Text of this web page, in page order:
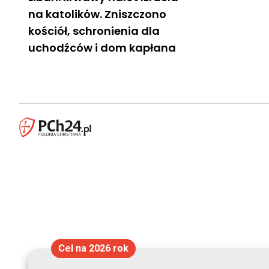
na katolików. Zniszczono
kościół, schronienia dla
uchodźców i dom kapłana
Cel na 2026 rok